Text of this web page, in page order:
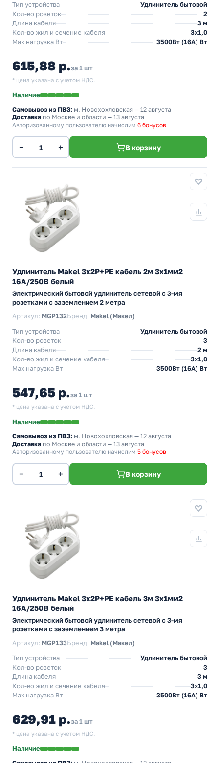
Тип устройства
Удлинитель бытовой
Кол-во розеток
2
Длина кабеля
3 м
Кол-во жил и сечение кабеля
3х1,0
Max нагрузка Вт
3500Вт (16А) Вт
615,88 р.за 1 шт
* цена указана с учетом НДС.
Наличие
Самовывоз из ПВЗ: м. Новохохловская — 12 августа
Доставка по Москве и области — 13 августа
Авторизованному пользователю начислим 6 бонусов
− + В корзину
Удлинитель Makel 3х2P+PE кабель 2м 3х1мм2
16А/250В белый
Электрический бытовой удлинитель сетевой с 3-мя
розетками с заземлением 2 метра
Артикул: MGP132Бренд: Makel (Макел)
Тип устройства
Удлинитель бытовой
Кол-во розеток
3
Длина кабеля
2 м
Кол-во жил и сечение кабеля
3х1,0
Max нагрузка Вт
3500Вт (16А) Вт
547,65 р.за 1 шт
* цена указана с учетом НДС.
Наличие
Самовывоз из ПВЗ: м. Новохохловская — 12 августа
Доставка по Москве и области — 13 августа
Авторизованному пользователю начислим 5 бонусов
− + В корзину
Удлинитель Makel 3х2P+PE кабель 3м 3х1мм2
16А/250В белый
Электрический бытовой удлинитель сетевой с 3-мя
розетками с заземлением 3 метра
Артикул: MGP133Бренд: Makel (Макел)
Тип устройства
Удлинитель бытовой
Кол-во розеток
3
Длина кабеля
3 м
Кол-во жил и сечение кабеля
3х1,0
Max нагрузка Вт
3500Вт (16А) Вт
629,91 р.за 1 шт
* цена указана с учетом НДС.
Наличие